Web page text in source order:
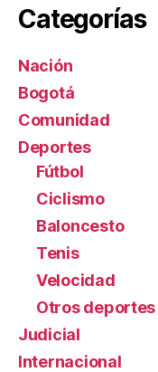
Categorías
Nación
Bogotá
Comunidad
Deportes
Fútbol
Ciclismo
Baloncesto
Tenis
Velocidad
Otros deportes
Judicial
Internacional